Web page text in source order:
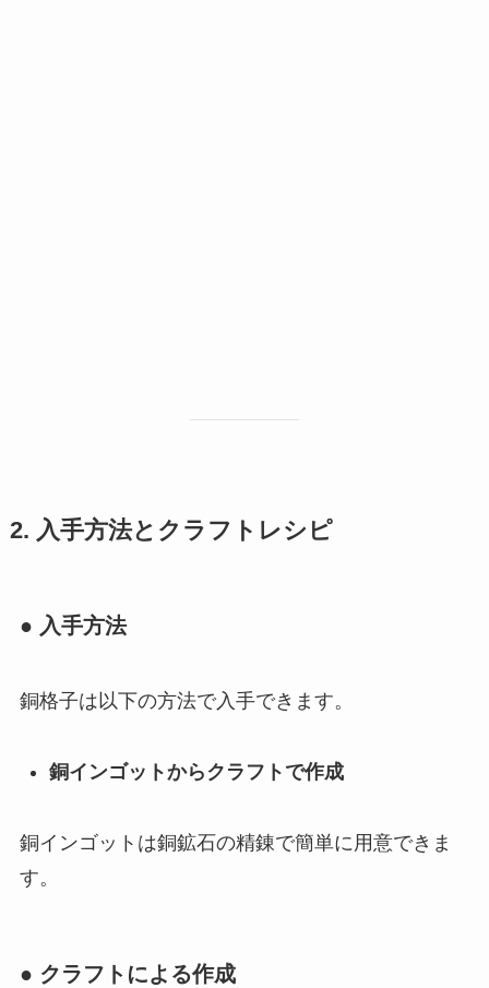
2. 入手方法とクラフトレシピ
● 入手方法
銅格子は以下の方法で入手できます。
銅インゴットからクラフトで作成
銅インゴットは銅鉱石の精錬で簡単に用意できま
す。
● クラフトによる作成